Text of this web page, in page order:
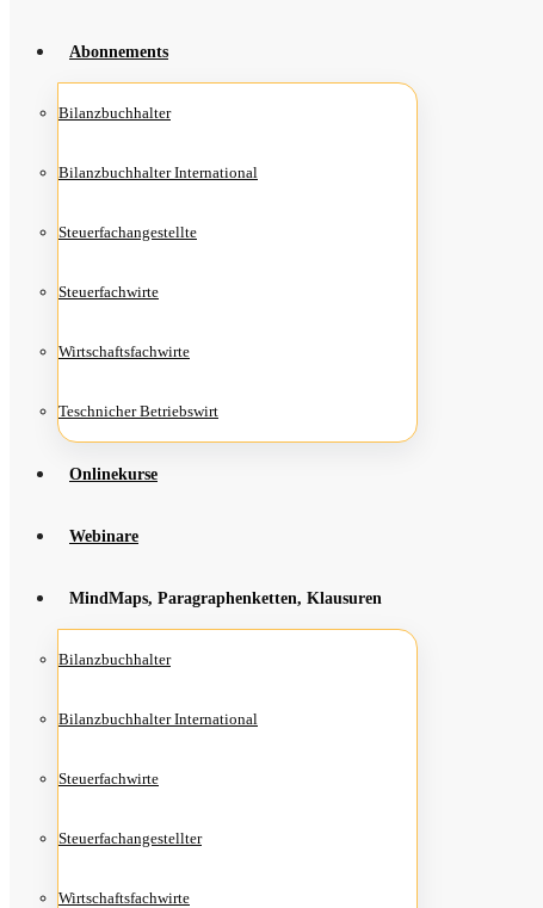
Abon­ne­ments
Bilanz­buch­hal­ter
Bilanz­buch­hal­ter International
Steu­er­fach­an­ge­stell­te
Steu­er­fach­wir­te
Wirt­schafts­fach­wir­te
Teschni­cher Betriebswirt
Online­kur­se
Web­i­na­re
Mind­Maps, Para­gra­phen­ket­ten, Klausuren
Bilanz­buch­hal­ter
Bilanz­buch­hal­ter International
Steu­er­fach­wir­te
Steu­er­fach­an­ge­stell­ter
Wirt­schafts­fach­wir­te